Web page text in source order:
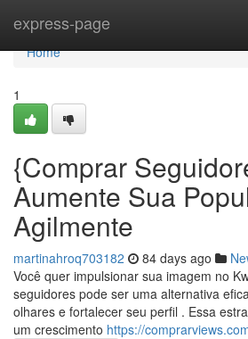
express-page
Home
Home
1
{Comprar
Aumente Sua
Agilmente
martinahroq703182 84 days ago
Você quer impulsionar sua imagem no
seguidores pode ser uma alternativa
olhares e fortalecer seu perfil . Essa
um crescimento https://